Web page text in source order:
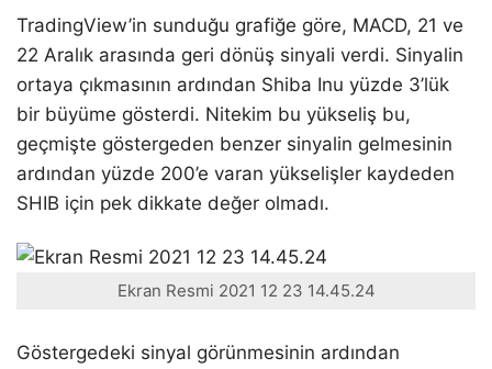
TradingView’in sunduğu grafiğe göre, MACD, 21 ve
22 Aralık arasında geri dönüş sinyali verdi. Sinyalin
ortaya çıkmasının ardından Shiba Inu yüzde 3’lük
bir büyüme gösterdi. Nitekim bu yükseliş bu,
geçmişte göstergeden benzer sinyalin gelmesinin
ardından yüzde 200’e varan yükselişler kaydeden
SHIB için pek dikkate değer olmadı.
Ekran Resmi 2021 12 23 14.45.24
Göstergedeki sinyal görünmesinin ardından